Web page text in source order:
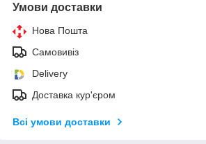
Умови доставки
Нова Пошта
Самовивіз
Delivery
Доставка кур'єром
Всі умови доставки